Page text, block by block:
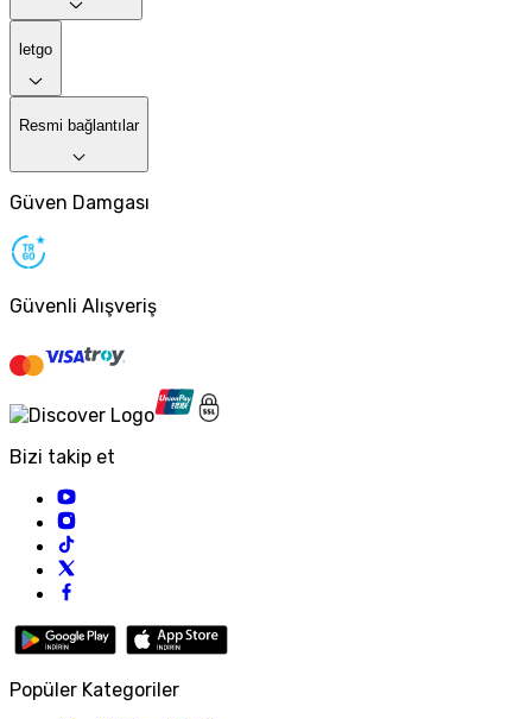
letgo
Resmi bağlantılar
Güven Damgası
Güvenli Alışveriş
Bizi takip et
Popüler Kategoriler